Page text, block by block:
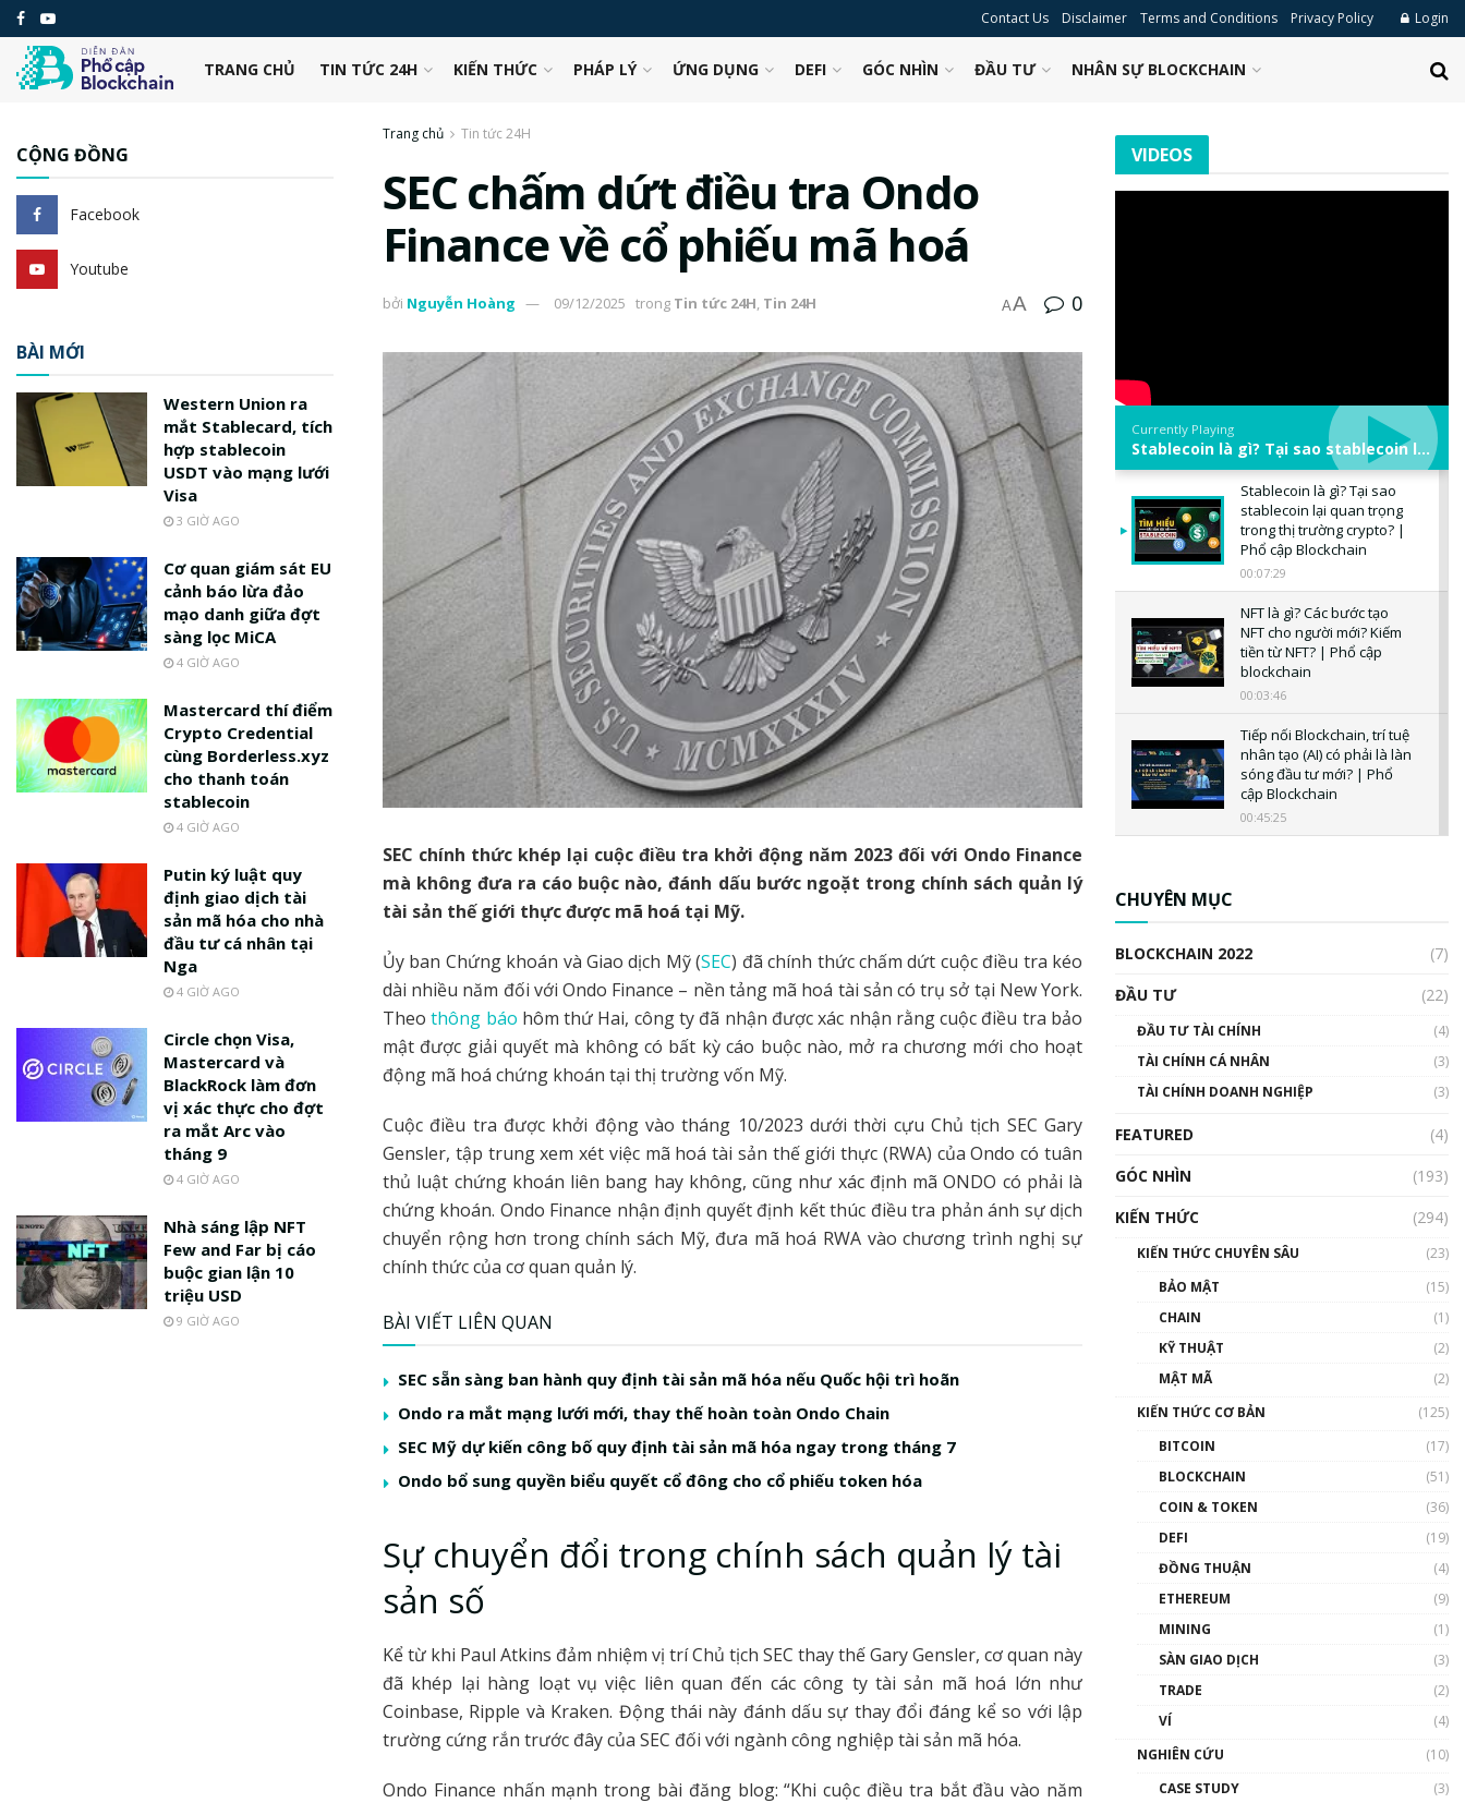
Contact Us Disclaimer Terms and Conditions Privacy Policy Login
TRANG CHỦ TIN TỨC 24H KIẾN THỨC PHÁP LÝ ỨNG DỤNG DEFI GÓC NHÌN ĐẦU TƯ NHÂN SỰ BLOCKCHAIN
Trang chủ Tin tức 24H
SEC chấm dứt điều tra Ondo
Finance về cổ phiếu mã hoá
bởi Nguyễn Hoàng 09/12/2025 trong Tin tức 24H, Tin 24H AA 0
SEC chính thức khép lại cuộc điều tra khởi động năm 2023 đối với Ondo Finance
mà không đưa ra cáo buộc nào, đánh dấu bước ngoặt trong chính sách quản lý
tài sản thế giới thực được mã hoá tại Mỹ.
Ủy ban Chứng khoán và Giao dịch Mỹ (SEC) đã chính thức chấm dứt cuộc điều tra kéo
dài nhiều năm đối với Ondo Finance – nền tảng mã hoá tài sản có trụ sở tại New York.
Theothông báo hôm thứ Hai, công ty đã nhận được xác nhận rằng cuộc điều tra bảo
mật được giải quyết mà không có bất kỳ cáo buộc nào, mở ra chương mới cho hoạt
động mã hoá chứng khoán tại thị trường vốn Mỹ.
Cuộc điều tra được khởi động vào tháng 10/2023 dưới thời cựu Chủ tịch SEC Gary
Gensler, tập trung xem xét việc mã hoá tài sản thế giới thực (RWA) của Ondo có tuân
thủ luật chứng khoán liên bang hay không, cũng như xác định mã ONDO có phải là
chứng khoán. Ondo Finance nhận định quyết định kết thúc điều tra phản ánh sự dịch
chuyển rộng hơn trong chính sách Mỹ, đưa mã hoá RWA vào chương trình nghị sự
chính thức của cơ quan quản lý.
BÀI VIẾT LIÊN QUAN
SEC sẵn sàng ban hành quy định tài sản mã hóa nếu Quốc hội trì hoãn
Ondo ra mắt mạng lưới mới, thay thế hoàn toàn Ondo Chain
SEC Mỹ dự kiến công bố quy định tài sản mã hóa ngay trong tháng 7
Ondo bổ sung quyền biểu quyết cổ đông cho cổ phiếu token hóa
Sự chuyển đổi trong chính sách quản lý tài
sản số
Kể từ khi Paul Atkins đảm nhiệm vị trí Chủ tịch SEC thay thế Gary Gensler, cơ quan này
đã khép lại hàng loạt vụ việc liên quan đến các công ty tài sản mã hoá lớn như
Coinbase, Ripple và Kraken. Động thái này đánh dấu sự thay đổi đáng kể so với lập
trường cứng rắn trước đây của SEC đối với ngành công nghiệp tài sản mã hóa.
Ondo Finance nhấn mạnh trong bài đăng blog: “Khi cuộc điều tra bắt đầu vào năm
CỘNG ĐỒNG
Facebook
Youtube
BÀI MỚI
Western Union ra
mắt Stablecard, tích
hợp stablecoin
USDT vào mạng lưới
Visa
3 GIỜ AGO
Cơ quan giám sát EU
cảnh báo lừa đảo
mạo danh giữa đợt
sàng lọc MiCA
4 GIỜ AGO
Mastercard thí điểm
Crypto Credential
cùng Borderless.xyz
cho thanh toán
stablecoin
4 GIỜ AGO
Putin ký luật quy
định giao dịch tài
sản mã hóa cho nhà
đầu tư cá nhân tại
Nga
4 GIỜ AGO
Circle chọn Visa,
Mastercard và
BlackRock làm đơn
vị xác thực cho đợt
ra mắt Arc vào
tháng 9
4 GIỜ AGO
Nhà sáng lập NFT
Few and Far bị cáo
buộc gian lận 10
triệu USD
9 GIỜ AGO
VIDEOS
Currently Playing
Stablecoin là gì? Tại sao stablecoin lại quan trọng trong thị trường crypto? | Phổ cập Blockchain
Stablecoin là gì? Tại sao
stablecoin lại quan trọng
trong thị trường crypto? |
Phổ cập Blockchain
00:07:29
NFT là gì? Các bước tạo
NFT cho người mới? Kiếm
tiền từ NFT? | Phổ cập
blockchain
00:03:46
Tiếp nối Blockchain, trí tuệ
nhân tạo (AI) có phải là làn
sóng đầu tư mới? | Phổ
cập Blockchain
00:45:25
uptrend trong năm 2023? |
Phổ cập Blockchain
00:02:14
Nhìn lại năm 2022: Những
nhân vật ảnh hưởng nhất
hệ sinh thái tiền mã hoá |
Blockchain
Nhân sự tương lại ngành
Blockchain Việt Nam | Phổ
cập Blockchain
Blockchain đang được ứng
CHUYÊN MỤC
BLOCKCHAIN 2022
(7)
ĐẦU TƯ
(22)
ĐẦU TƯ TÀI CHÍNH
(4)
TÀI CHÍNH CÁ NHÂN
(3)
TÀI CHÍNH DOANH NGHIỆP
(3)
FEATURED
(4)
GÓC NHÌN
(193)
KIẾN THỨC
(294)
KIẾN THỨC CHUYÊN SÂU
(23)
BẢO MẬT
(15)
CHAIN
(1)
KỸ THUẬT
(2)
MẬT MÃ
(2)
KIẾN THỨC CƠ BẢN
(125)
BITCOIN
(17)
BLOCKCHAIN
(51)
COIN & TOKEN
(36)
DEFI
(19)
ĐỒNG THUẬN
(4)
ETHEREUM
(9)
MINING
(1)
SÀN GIAO DỊCH
(3)
TRADE
(2)
VÍ
(4)
NGHIÊN CỨU
(10)
CASE STUDY
(3)